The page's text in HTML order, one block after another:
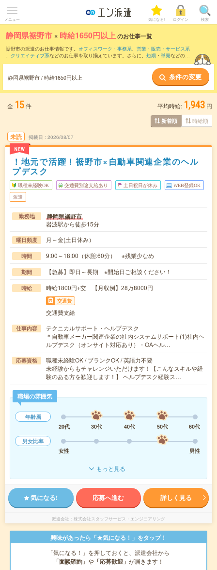
メニュー 気になる! ログイン 検索
静岡県裾野市 × 時給1650円以上のお仕事一覧
裾野市の派遣のお仕事情報です。 オフィスワーク・事務系、 営業・販売・サービス系
、 クリエイティブ系などのお仕事を取り揃えています。さらに、 短期 ・ 単発などの期
静岡県裾野市 / 時給1650円以上 条件の変更
全 15件 平均時給: 1,943 円
新着順 時給順
未読
NEW
掲載日 2026/08/07
！地元で活躍！裾野市×自動車関連企業のヘル
プデスク
職種未経験OK 交通費別途支給あり 土日祝日が休み WEB登録OK
派遣
勤務地 静岡県裾野市
岩波駅から徒歩15分
曜日頻度 月～金(土日休み）
時間 9:00～18:00（休憩:60分） ※残業少なめ
期間 【急募】即日～長期 ※開始日ご相談ください！
時給 時給1800円+交 【月収例】28万8000円
交通費
交通費支給
仕事内容
テクニカルサポート・ヘルプデスク
＊自動車メーカー関連企業の社内システムサポート(1)社内ヘ
ルプデスク（オンサイト対応あり）・OAヘル…
応募資格
職種未経験OK / ブランクOK / 英語力不要
未経験からもチャレンジいただけます！【こんなスキルや経
験のある方を歓迎します！】 ヘルプデスク経験ス…
職場の雰囲気
年齢層
20代
30代 40代 50代
60代
男女比率
女性
男性
もっと見る
気になる! 応募へ進む 詳しく見る
派遣会社 株式会社スタッフサービス・エンジニアリング
興味があったら「★気になる！」をタップ！
「気になる！」を押しておくと、派遣会社から
「面談確約」 や 「応募歓迎」 が届きます！